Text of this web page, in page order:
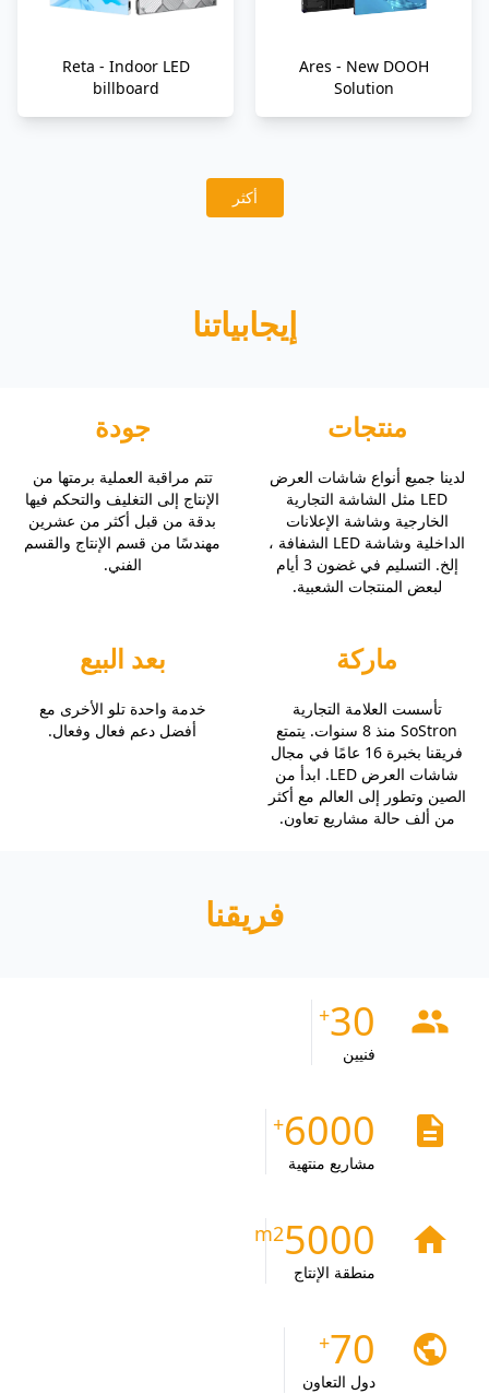
Ares - New DOOH
Solution
Reta - Indoor LED
billboard
أكثر
إيجابياتنا
منتجات
لدينا جميع أنواع شاشات العرض
LED مثل الشاشة التجارية
الخارجية وشاشة الإعلانات
الداخلية وشاشة LED الشفافة ،
إلخ. التسليم في غضون 3 أيام
لبعض المنتجات الشعبية.
جودة
تتم مراقبة العملية برمتها من
الإنتاج إلى التغليف والتحكم فيها
بدقة من قبل أكثر من عشرين
مهندسًا من قسم الإنتاج والقسم
الفني.
ماركة
تأسست العلامة التجارية
SoStron منذ 8 سنوات. يتمتع
فريقنا بخبرة 16 عامًا في مجال
شاشات العرض LED. ابدأ من
الصين وتطور إلى العالم مع أكثر
من ألف حالة مشاريع تعاون.
بعد البيع
خدمة واحدة تلو الأخرى مع
أفضل دعم فعال وفعال.
فريقنا
people
30
فنيين
description
6000
مشاريع منتهية
home
5000
منطقة الإنتاج
public
70
دول التعاون